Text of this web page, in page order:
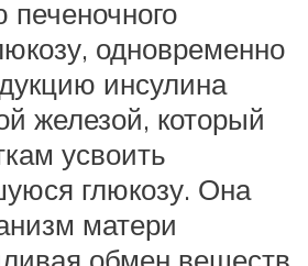
одновременно
инсулина
железой, который
усвоить
глюкозу. Она
матери
обмен веществ